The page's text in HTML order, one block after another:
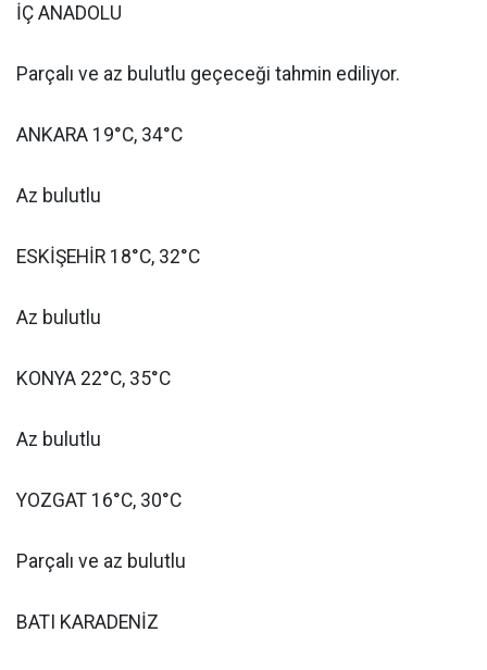
İÇ ANADOLU
Parçalı ve az bulutlu geçeceği tahmin ediliyor.
ANKARA 19°C, 34°C
Az bulutlu
ESKİŞEHİR 18°C, 32°C
Az bulutlu
KONYA 22°C, 35°C
Az bulutlu
YOZGAT 16°C, 30°C
Parçalı ve az bulutlu
BATI KARADENİZ